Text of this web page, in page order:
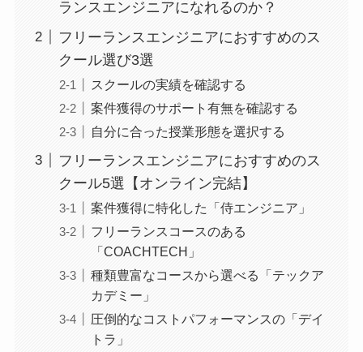
ランスエンジニアになれるのか？
フリーランスエンジニアにおすすめのス
クール選び3選
スクールの実績を確認する
案件獲得のサポート有無を確認する
自分に合った授業形態を選択する
フリーランスエンジニアにおすすめのス
クール5選【オンライン完結】
案件獲得に特化した「侍エンジニア」
フリーランスコースのある
「COACHTECH」
種類豊富なコースから選べる「テックア
カデミー」
圧倒的なコストパフォーマンスの「デイ
トラ」